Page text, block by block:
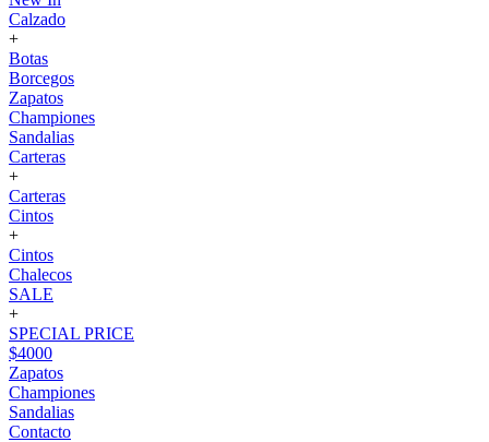
Calzado
+
Botas
Borcegos
Zapatos
Championes
Sandalias
Carteras
+
Carteras
Cintos
+
Cintos
Chalecos
SALE
+
SPECIAL PRICE
$4000
Zapatos
Championes
Sandalias
Contacto